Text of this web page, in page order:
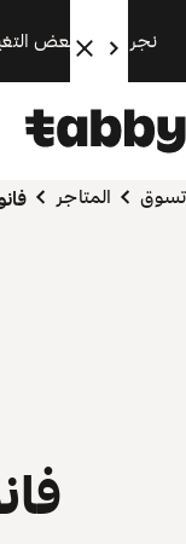
نجري الآن بعض
تسوق المتاجر